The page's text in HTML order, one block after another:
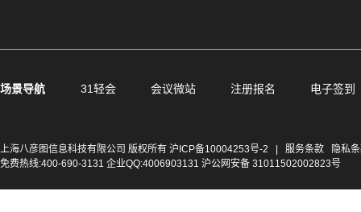
场景导航 31轻会 会议微站 注册报名 电子签到
上海八彦图信息科技有限公司 版权所有 沪ICP备10004253号-2 服务条款
隐私
免费热线:400-690-3131 企业QQ:4006903131 沪公网安备 31011502002823号